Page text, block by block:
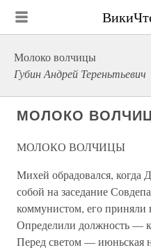
Молоко волчицы
Губин Андрей Тереньтьевич
МОЛОКО
МОЛОКО ВОЛЧИЦЫ
Михей обрадовался, когда
собой на заседание
коммунистом, его
Определили должность —
Перед светом — июньская